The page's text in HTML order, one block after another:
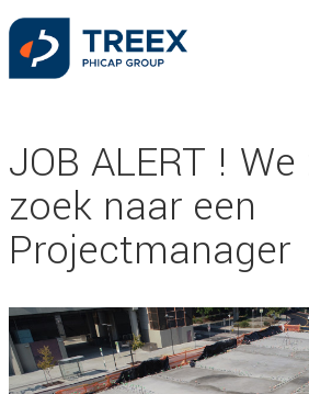
JOB ALERT !
zoek naar een
Projectmanager